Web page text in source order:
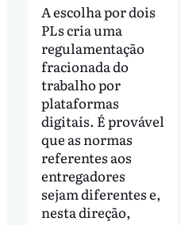
A escolha por dois
PLs cria uma
regulamentação
fracionada do
trabalho por
plataformas
digitais. É provável
que as normas
referentes aos
entregadores
sejam diferentes e,
nesta direção,